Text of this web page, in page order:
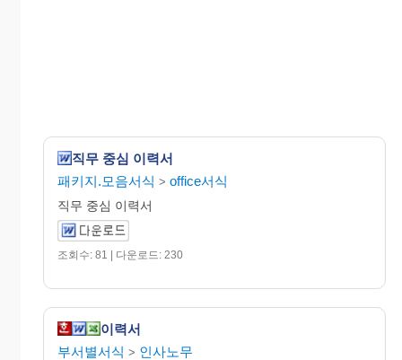
직무 중심 이력서
패키지.모음서식 > office서식
직무 중심 이력서
조회수: 81 | 다운로드: 230
이력서
부서별서식 > 인사노무